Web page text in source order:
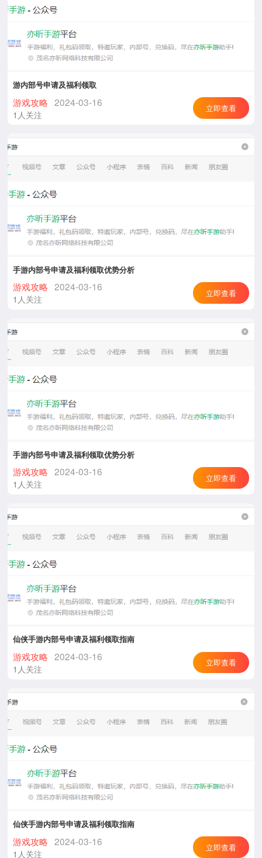
游内部号申请及福利领取
游戏攻略 2024-03-16
1人关注
立即查看
手游内部号申请及福利领取优势分析
游戏攻略 2024-03-16
1人关注
立即查看
手游内部号申请及福利领取优势分析
游戏攻略 2024-03-16
1人关注
立即查看
仙侠手游内部号申请及福利领取指南
游戏攻略 2024-03-16
1人关注
立即查看
仙侠手游内部号申请及福利领取指南
游戏攻略 2024-03-16
1人关注
立即查看